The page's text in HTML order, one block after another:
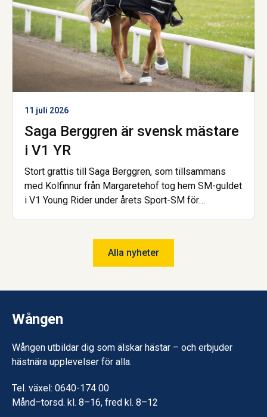
11 juli 2026
Saga Berggren är svensk mästare
i V1 YR
Stort grattis till Saga Berggren, som tillsammans
med Kolfinnur från Margaretehof tog hem SM-guldet
i V1 Young Rider under årets Sport-SM för
Alla nyheter
Wången
Wången utbildar dig som älskar hästar – och erbjuder
hästnära upplevelser för alla.
Tel. växel: 0640-174 00
Månd–torsd. kl. 8–16, fred kl. 8–12